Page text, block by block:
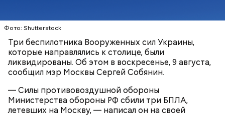
Фото: Shutterstock
Три беспилотника Вооруженных сил Украины,
которые направлялись к столице, были
ликвидированы. Об этом в воскресенье, 9 августа,
сообщил мэр Москвы Сергей Собянин.
— Силы противовоздушной обороны
Министерства обороны РФ сбили три БПЛА,
летевших на Москву, — написал он на своей